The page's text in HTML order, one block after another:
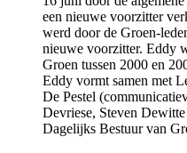
een nieuwe voorzitter
werd door de Groen-
nieuwe voorzitter. Eddy
Groen tussen 2000 en
Eddy vormt samen met
De Pestel
Devriese, Steven
Dagelijks Bestuur van